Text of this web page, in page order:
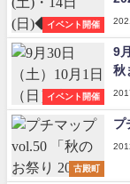
イベント開催
イベント開催
9
秋
古殿町
プ